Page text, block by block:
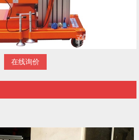
在线询价